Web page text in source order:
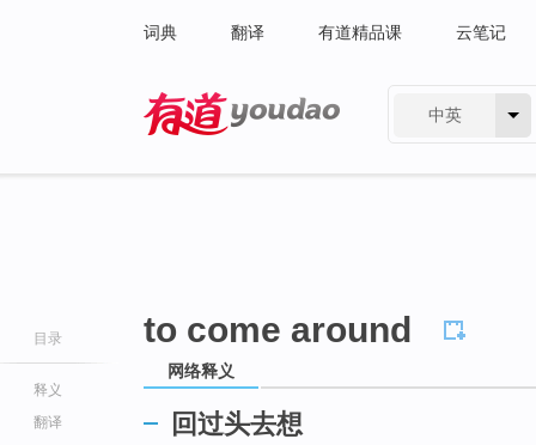
词典 翻译 有道精品课 云笔记
中英
目录
释义
翻译
to come around
网络释义
回过头去想